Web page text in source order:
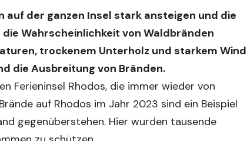
der ganzen Insel stark ansteigen und die
Wahrscheinlichkeit von Waldbränden
trockenem Unterholz und starkem Wind
die Ausbreitung von Bränden.
Ferieninsel Rhodos, die immer wieder von
auf Rhodos im Jahr 2023 sind ein Beispiel
gegenüberstehen. Hier wurden tausende